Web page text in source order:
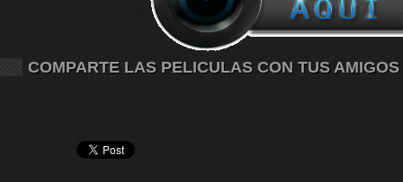
COMPARTE LAS PELICULAS CON TUS AMIGOS